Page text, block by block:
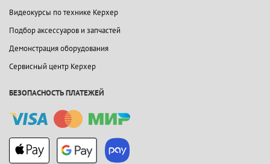
Видеокурсы по технике Керхер
Подбор аксессуаров и запчастей
Демонстрация оборудования
Сервисный центр Керхер
БЕЗОПАСНОСТЬ ПЛАТЕЖЕЙ